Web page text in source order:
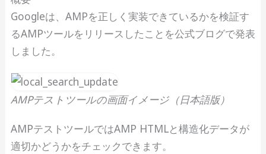
Googleは、AMPを正しく実装できているかを検証す
るAMPツールをリリースしたことを公式ブログで発表
しました。
AMPテストツールの画面イメージ（日本語版）
AMPテストツールではAMP HTMLと構造化データが
適切かどうかをチェックできます。